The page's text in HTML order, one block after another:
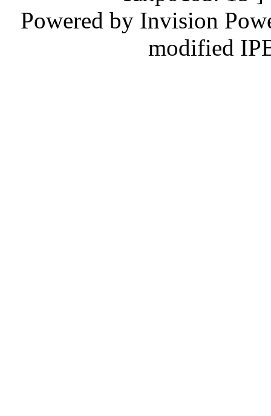
Powered by Invision
modified